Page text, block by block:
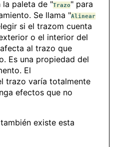
la paleta de "Trazo" para
Se llama "Alinear
si el trazom cuenta
o el interior del
al trazo que
Es una propiedad del
El
trazo varía totalmente
efectos que no
existe esta